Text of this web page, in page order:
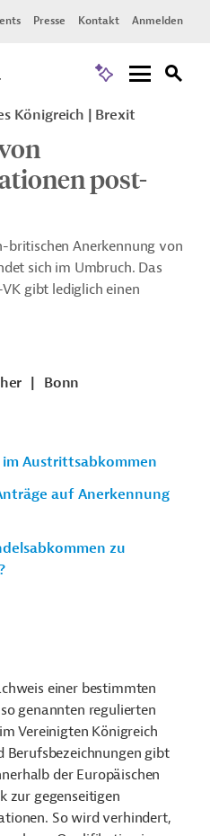
Presse Kontakt Anmelden
Königreich Brexit
post-
britischen Anerkennung von
sich im Umbruch. Das
gibt lediglich einen
Bonn
Austrittsabkommen
auf Anerkennung
zu
einer bestimmten
genannten regulierten
Vereinigten Königreich
Berufsbezeichnungen gibt
der Europäischen
zur gegenseitigen
So wird verhindert,